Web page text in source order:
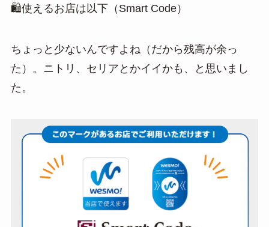
🛍使えるお店は以下（Smart Code）
ちょっと少ないんですよね（だから残高が余っ
た）。ニトリ、セリアとかイイかも、と思いまし
た。